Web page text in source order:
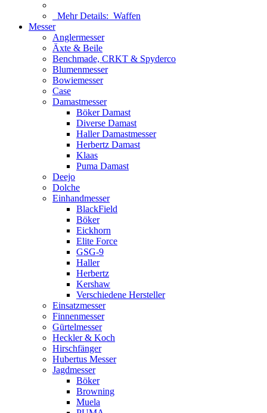
Mehr Details: Waffen
Messer
Anglermesser
Äxte & Beile
Benchmade, CRKT & Spyderco
Blumenmesser
Bowiemesser
Case
Damastmesser
Böker Damast
Diverse Damast
Haller Damastmesser
Herbertz Damast
Klaas
Puma Damast
Deejo
Dolche
Einhandmesser
BlackField
Böker
Eickhorn
Elite Force
GSG-9
Haller
Herbertz
Kershaw
Verschiedene Hersteller
Einsatzmesser
Finnenmesser
Gürtelmesser
Heckler & Koch
Hirschfänger
Hubertus Messer
Jagdmesser
Böker
Browning
Muela